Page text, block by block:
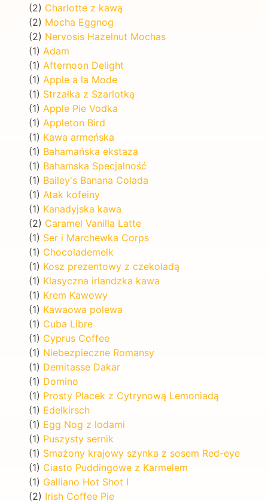
(2) Charlotte z kawą
(2) Mocha Eggnog
(2) Nervosis Hazelnut Mochas
(1) Adam
(1) Afternoon Delight
(1) Apple a la Mode
(1) Strzałka z Szarlotką
(1) Apple Pie Vodka
(1) Appleton Bird
(1) Kawa armeńska
(1) Bahamańska ekstaza
(1) Bahamska Specjalność
(1) Bailey's Banana Colada
(1) Atak kofeiny
(1) Kanadyjska kawa
(2) Caramel Vanilla Latte
(1) Ser i Marchewka Corps
(1) Chocolademelk
(1) Kosz prezentowy z czekoladą
(1) Klasyczna irlandzka kawa
(1) Krem Kawowy
(1) Kawaowa polewa
(1) Cuba Libre
(1) Cyprus Coffee
(1) Niebezpieczne Romansy
(1) Demitasse Dakar
(1) Domino
(1) Prosty Placek z Cytrynową Lemoniadą
(1) Edelkirsch
(1) Egg Nog z lodami
(1) Puszysty sernik
(1) Smażony krajowy szynka z sosem Red-eye
(1) Ciasto Puddingowe z Karmelem
(1) Galliano Hot Shot I
(2) Irish Coffee Pie